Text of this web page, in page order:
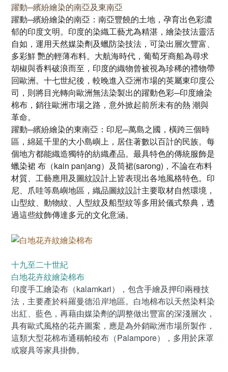
躍動─繽紛繪染的南亞及東南亞
躍動─繽紛繪染的南亞：南亞豐饒的土地，孕育出色彩濃
郁的印度文明。印度的染織工藝尤為精湛，繪染技法靈活
自如，運用天然媒染劑及蠟防染技法，可染出層次豐富、
多彩鮮 艷的輕薄布料。大航海時代，葡萄牙商船為尋求
胡椒與香料破浪而至，印度的織物曾被視為珍稀的禮物帶
回歐洲。十七世紀後，較晚進入亞洲市場的英屬東印度公
司，則將目光轉向歐洲無法染製出的躍動色彩─印度繪染
棉布，銷往歐洲市場之路，意外掀起前所未有的熱 潮與
革命。
躍動─繽紛繪染的東南亞：印尼─萬島之國，橫跨三個時
區，綿延千里的大小島嶼上，居住著數以百計的民族。每
個地方都能織造獨特的紡織產品。最具特色的傳統服飾是
蠟染裙 布（kain panjang）及筒裙(sarong)，不論在布料
材質、工藝應用及圖紋設計上皆表現出各地風格特色。印
尼、爪哇等島嶼地區，織品圖紋設計主要取材自然環境，
山型紋、動物紋、人型紋及船型紋等多用於儀式祭典，透
過這些紋飾傳達多元的文化意涵。
十九至二十世紀
白地花卉紋繪染棉布
印度手工繪染布（kalamkari），包含手繪及押印兩種技
法，主要產於科羅曼德沿岸地區。白地棉布以天然染料染
出紅、藍色，再藉由媒染劑的調整做出豐富的深淺層次，
具有歐式風格的花卉圖案，應是為外銷歐洲市場所製作，
這類大型花棉布通稱帕稜布（Palampore），多用於床罩
或寢具等家具掛飾。